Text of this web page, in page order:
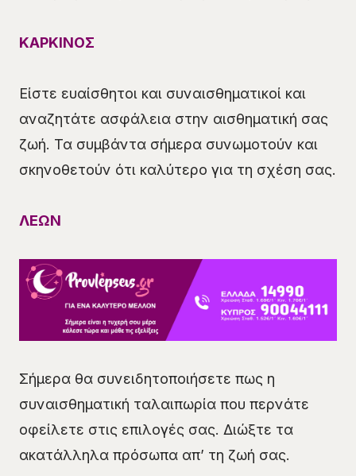
ΚΑΡΚΙΝΟΣ
Είστε ευαίσθητοι και συναισθηματικοί και
αναζητάτε ασφάλεια στην αισθηματική σας
ζωή. Τα συμβάντα σήμερα συνωμοτούν και
σκηνοθετούν ότι καλύτερο για τη σχέση σας.
ΛΕΩΝ
Σήμερα θα συνειδητοποιήσετε πως η
συναισθηματική ταλαιπωρία που περνάτε
οφείλετε στις επιλογές σας. Διώξτε τα
ακατάλληλα πρόσωπα απ’ τη ζωή σας.